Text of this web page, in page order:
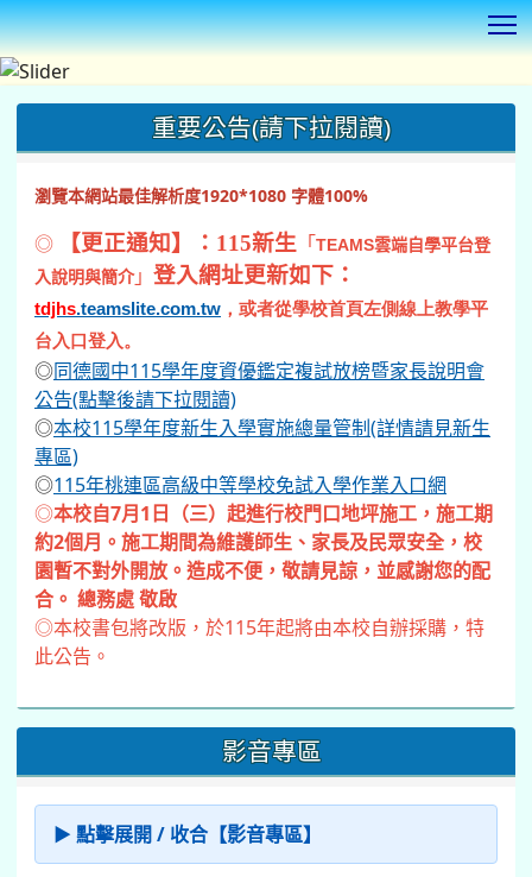
重要公告(請下拉閱讀)
瀏覽本網站最佳解析度1920*1080 字體100%
◎ 【更正通知】：115新生 「 TEAMS雲端自學平台登
入說明與簡介」 登入網址更新如下：
tdjhs.teamslite.com.tw ，或者從學校首頁左側線上教學平
台入口登入。
◎同德國中115學年度資優鑑定複試放榜暨家長說明會
公告(點擊後請下拉閱讀)
◎本校115學年度新生入學實施總量管制(詳情請見新生
專區)
◎115年桃連區高級中等學校免試入學作業入口網
◎本校自7月1日（三）起進行校門口地坪施工，施工期
約2個月。施工期間為維護師生、家長及民眾安全，校
園暫不對外開放。造成不便，敬請見諒，並感謝您的配
合。 總務處 敬啟
◎本校書包將改版，於115年起將由本校自辦採購，特
此公告。
影音專區
▶ 點擊展開 / 收合【影音專區】